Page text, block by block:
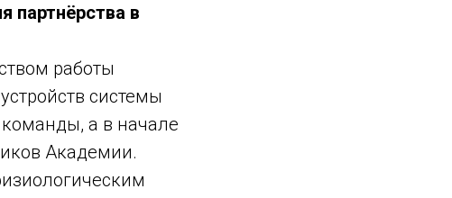
партнёрства в
работы
системы
а в начале
Академии.